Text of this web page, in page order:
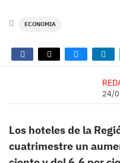
ECONOMIA
24/
Los hoteles de la
cuatrimestre un